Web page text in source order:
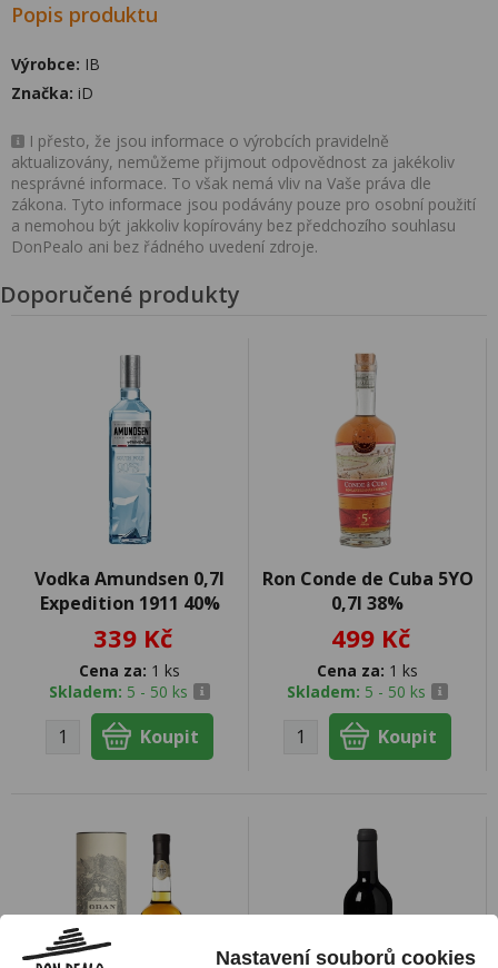
Popis produktu
Výrobce: IB
Značka: iD
I přesto, že jsou informace o výrobcích pravidelně
aktualizovány, nemůžeme přijmout odpovědnost za jakékoliv
nesprávné informace. To však nemá vliv na Vaše práva dle
zákona. Tyto informace jsou podávány pouze pro osobní použití
a nemohou být jakkoliv kopírovány bez předchozího souhlasu
DonPealo ani bez řádného uvedení zdroje.
Doporučené produkty
Vodka Amundsen 0,7l
Expedition 1911 40%
339 Kč
Cena za: 1 ks
Skladem: 5 - 50 ks
Ron Conde de Cuba 5YO
0,7l 38%
499 Kč
Cena za: 1 ks
Skladem: 5 - 50 ks
Nastavení souborů cookies